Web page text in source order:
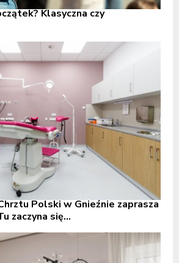
Klasyczna czy
Polski w Gnieźnie zaprasza
zaczyna się...